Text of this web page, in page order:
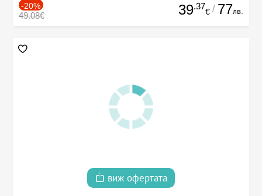
-20%
49.08€ 39.37
€ / 77лв.
виж офертата